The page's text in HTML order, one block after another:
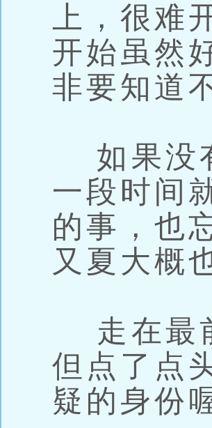
上，很难
开始虽然
非要知道
如果没
一段时间
的事，也
又夏大概
走在最
但点了点
疑的身份